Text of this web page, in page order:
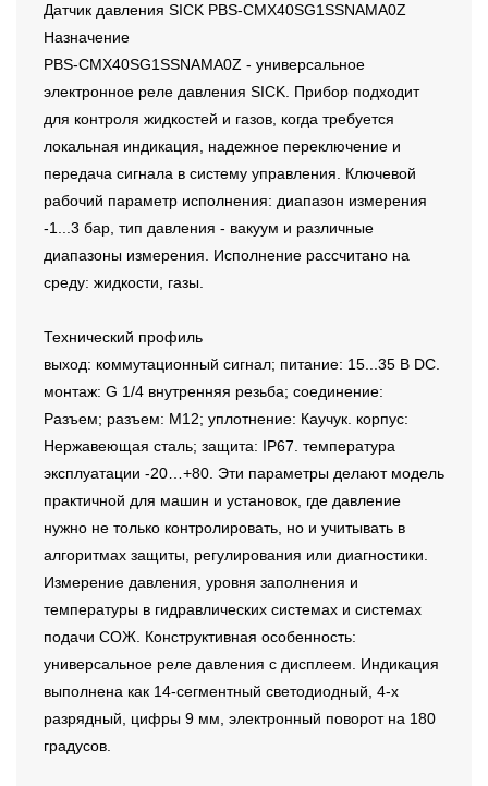
Датчик давления SICK PBS-CMX40SG1SSNAMA0Z
Назначение
PBS-CMX40SG1SSNAMA0Z - универсальное
электронное реле давления SICK. Прибор подходит
для контроля жидкостей и газов, когда требуется
локальная индикация, надежное переключение и
передача сигнала в систему управления. Ключевой
рабочий параметр исполнения: диапазон измерения
-1...3 бар, тип давления - вакуум и различные
диапазоны измерения. Исполнение рассчитано на
среду: жидкости, газы.
Технический профиль
выход: коммутационный сигнал; питание: 15...35 В DC.
монтаж: G 1/4 внутренняя резьба; соединение:
Разъем; разъем: M12; уплотнение: Каучук. корпус:
Нержавеющая сталь; защита: IP67. температура
эксплуатации -20…+80. Эти параметры делают модель
практичной для машин и установок, где давление
нужно не только контролировать, но и учитывать в
алгоритмах защиты, регулирования или диагностики.
Измерение давления, уровня заполнения и
температуры в гидравлических системах и системах
подачи СОЖ. Конструктивная особенность:
универсальное реле давления с дисплеем. Индикация
выполнена как 14-сегментный светодиодный, 4-х
разрядный, цифры 9 мм, электронный поворот на 180
градусов.